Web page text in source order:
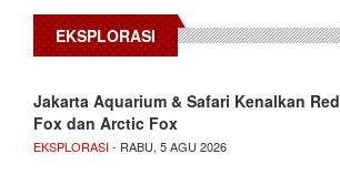
EKSPLORASI
Jakarta Aquarium & Safari Kenalkan Red
Fox dan Arctic Fox
EKSPLORASI- RABU, 5 AGU 2026